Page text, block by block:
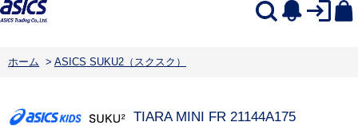
ホーム > ASICS SUKU2（スクスク）
TIARA MINI FR 21144A175